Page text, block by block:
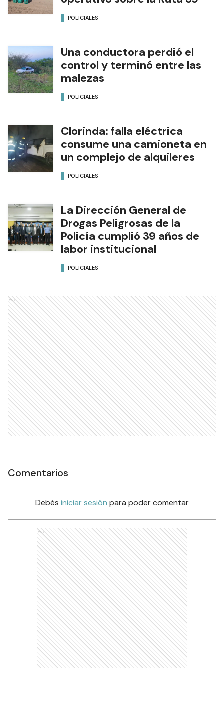
POLICIALES
Una conductora perdió el
control y terminó entre las
malezas
POLICIALES
Clorinda: falla eléctrica
consume una camioneta en
un complejo de alquileres
POLICIALES
La Dirección General de
Drogas Peligrosas de la
Policía cumplió 39 años de
labor institucional
POLICIALES
Ads
Comentarios
Debés iniciar sesión para poder comentar
Ads